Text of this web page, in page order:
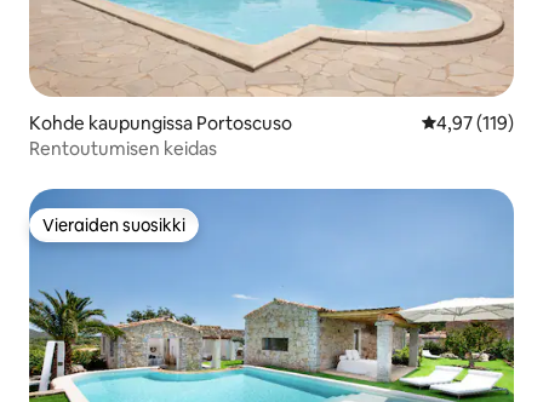
Kohde kaupungissa Portoscuso
4,97 (119)
Rentoutumisen keidas
Vieraiden suosikki
Vieraiden suosikki